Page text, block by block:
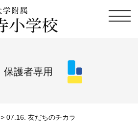
保護者専用
> 07.16. 友だちのチカラ